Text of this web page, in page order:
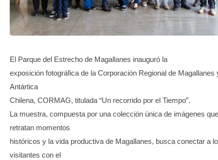
El Parque del Estrecho de Magallanes inauguró la
exposición fotográfica de la Corporación Regional de Magallanes
Antártica
Chilena, CORMAG, titulada “Un recorrido por el Tiempo”.
La muestra, compuesta por una colección única de imágenes que
retratan momentos
históricos y la vida productiva de Magallanes, busca conectar a
visitantes con el